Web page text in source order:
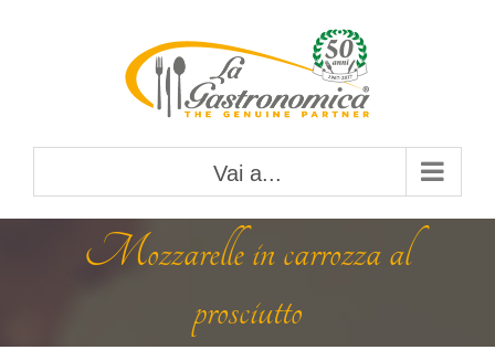
Vai a...
Mozzarelle in carrozza al
prosciutto